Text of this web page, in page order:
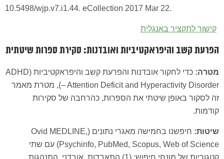
10.5498/wjp.v7.i1.44. eCollection 2017 Mar 22.
קישור לתקציר באנגלית
הפרעת קשב והיפראקטיביות ואובדנות: סקירת ספרות שיטתית
מטרה:
כדי לחקור אובדנות והפרעת קשב והיפראקטיביות (ADHD
– Attention Deficit and Hyperactivity Disorder), מטרת מאמר
זה לסקור באופן שיטתי את הספרות, כהרחבה של סקירות
קודמות.
שיטות:
חיפשנו בחמישה מאגרי נתונים (Ovid MEDLINE,
Psychinfo, PubMed, Scopus, Web of Science) עם שתי
קטגוריות של מונחי חיפוש: (1) התאבדות, אובדני, התנהגות